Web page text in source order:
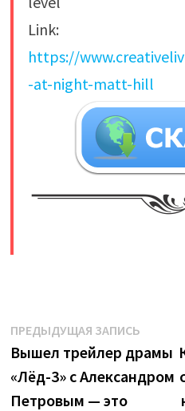
Link:
https://
-at-night-matt-hill
Навигация
по
записям
ПРЕДЫДУЩАЯ ЗАПИСЬ
запись:
Вышел трейлер драмы
«Лёд-3» с Александром
Петровым — это